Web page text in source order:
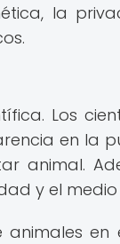
la
Los
en la
animal.
y el
en